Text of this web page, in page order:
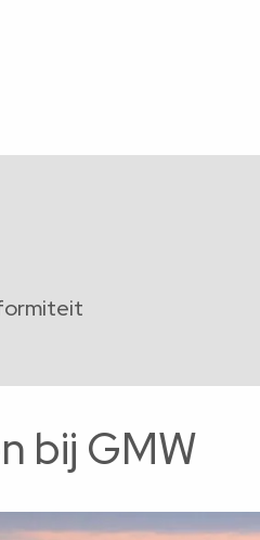
bij GMW